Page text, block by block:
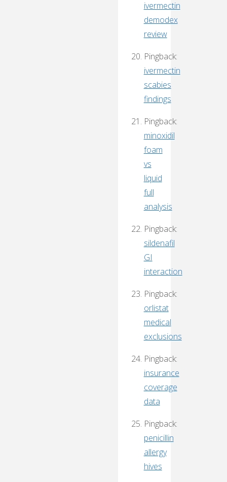
ivermectin
demodex
review
Pingback:
ivermectin
scabies
findings
Pingback:
minoxidil
foam
vs
liquid
full
analysis
Pingback:
sildenafil
GI
interaction
Pingback:
orlistat
medical
exclusions
Pingback:
insurance
coverage
data
Pingback:
penicillin
allergy
hives